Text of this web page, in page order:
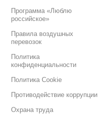
Программа «Люблю
российское»
Правила воздушных
перевозок
Политика
конфиденциальности
Политика Cookie
Противодействие коррупции
Охрана труда